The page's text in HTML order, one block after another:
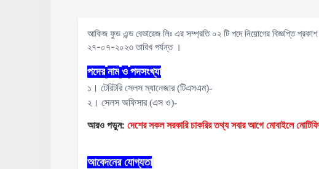
আকিজ ফুড এন্ড বেভারেজ লিঃ এর সম্প্রতি ০২ টি পদে নিয়োগের বিজ্ঞপ্তি
২৭-০৭-২০২৩ তারিখ পর্যন্ত ।
পদের নাম ও পদসংখ্যা
১। টেরিটরি সেলস ম্যানেজার (টিএসএম)-
২। সেলস অফিসার (এস ও)-
আরও পড়ুন: দেশের সকল সরকারি চাকরির তথ্য সবার আগে
আবেদনের যোগ্যতা